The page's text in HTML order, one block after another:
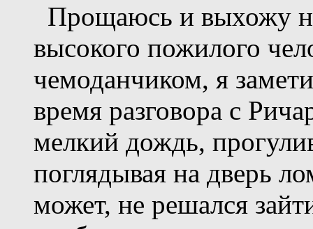
Прощаюсь и выхожу
высокого пожилого
чемоданчиком, я
время разговора с
мелкий дождь,
поглядывая на дверь
может, не решался